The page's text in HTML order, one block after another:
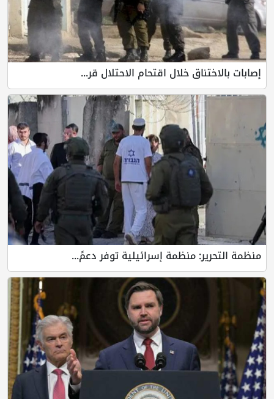
إصابات بالاختناق خلال اقتحام الاحتلال قر...
منظمة التحرير: منظمة إسرائيلية توفر دعمً...